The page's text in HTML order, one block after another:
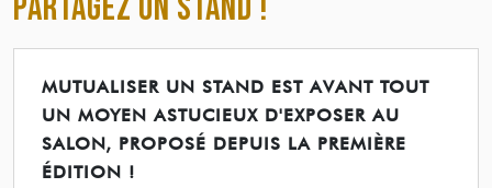
PARTAGEZ UN STAND !
MUTUALISER UN STAND EST AVANT TOUT
UN MOYEN ASTUCIEUX D'EXPOSER AU
SALON, PROPOSÉ DEPUIS LA PREMIÈRE
ÉDITION !